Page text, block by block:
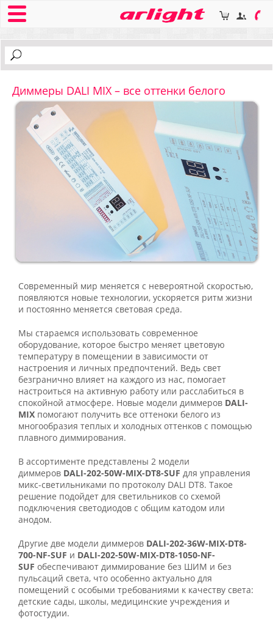
Диммеры DALI MIX – все оттенки белого
Современный мир меняется с невероятной скоростью,
появляются новые технологии, ускоряется ритм жизни
и постоянно меняется световая среда.
Мы стараемся использовать современное
оборудование, которое быстро меняет цветовую
температуру в помещении в зависимости от
настроения и личных предпочтений. Ведь свет
безгранично влияет на каждого из нас, помогает
настроиться на активную работу или расслабиться в
спокойной атмосфере. Новые модели диммеров DALI-
MIX помогают получить все оттеноки белого из
многообразия теплых и холодных оттенков с помощью
плавного диммирования.
В ассортименте представлены 2 модели
диммеров DALI-202-50W-MIX-DT8-SUF для управления
микс-светильниками по протоколу DALI DT8. Такое
решение подойдет для светильников со схемой
подключения светодиодов с общим катодом или
анодом.
Другие две модели диммеров DALI-202-36W-MIX-DT8-
700-NF-SUF и DALI-202-50W-MIX-DT8-1050-NF-
SUF обеспечивают диммирование без ШИМ и без
пульсаций света, что особенно актуально для
помещений с особыми требованиями к качеству света:
детские сады, школы, медицинские учреждения и
фотостудии.